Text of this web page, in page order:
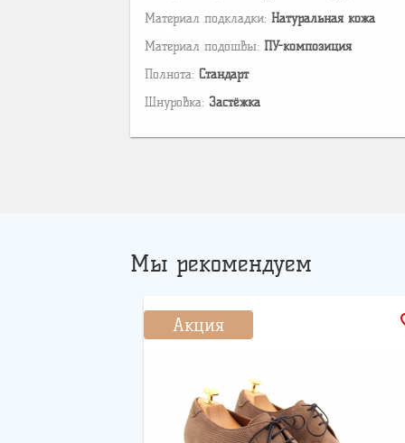
Материал подкладки: Натуральная кожа
Материал подошвы: ПУ-композиция
Полнота: Стандарт
Шнуровка: Застёжка
Мы рекомендуем
Акция